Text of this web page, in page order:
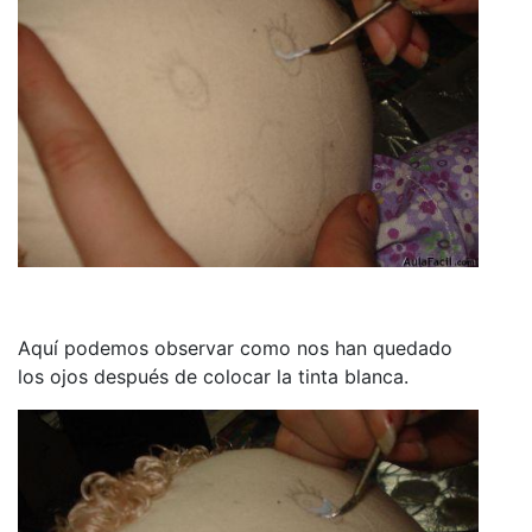
Aquí podemos observar como nos han quedado
los ojos después de colocar la tinta blanca.